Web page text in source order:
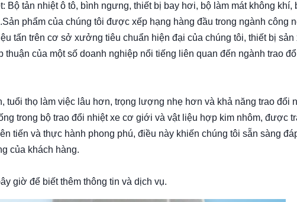
tản nhiệt ô tô, bình ngưng, thiết bị bay hơi, bộ làm mát không khí,
phẩm của chúng tôi được xếp hạng hàng đầu trong ngành công
tấn trên cơ sở xưởng tiêu chuẩn hiện đại của chúng tôi, thiết bị sản
của một số doanh nghiệp nổi tiếng liên quan đến ngành trao
tuổi thọ làm việc lâu hơn, trọng lượng nhẹ hơn và khả năng trao đổi
trong bộ trao đổi nhiệt xe cơ giới và vật liệu hợp kim nhôm, được
tiến và thực hành phong phú, điều này khiến chúng tôi sẵn sàng
của khách hàng.
giờ để biết thêm thông tin và dịch vụ.